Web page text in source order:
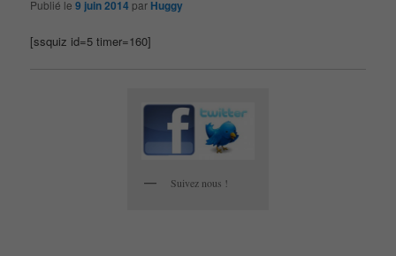
Publié le9 juin 2014 par Huggy
[ssquiz id=5 timer=160]
Suivez nous !